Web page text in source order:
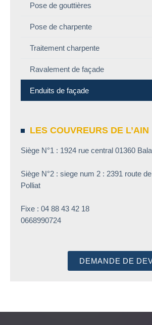
Pose de gouttières
Pose de charpente
Traitement charpente
Ravalement de façade
Enduits de façade
LES COUVREURS DE L’AIN
Siège N°1 : 1924 rue central 01360
Siège N°2 : siege num 2 : 2391 route
Polliat
Fixe : 04 88 43 42 18
0668990724
DEMANDE DE